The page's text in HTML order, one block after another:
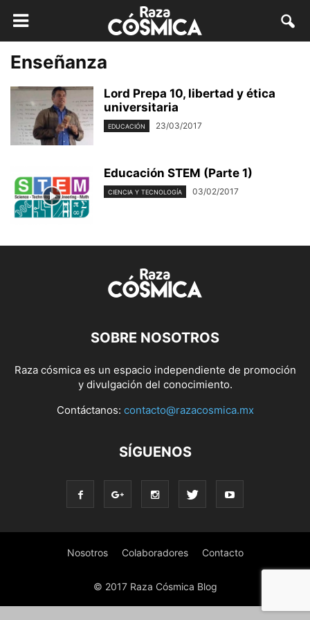
Enseñanza
Lord Prepa 10, libertad y ética
universitaria
EDUCACIÓN 23/03/2017
Educación STEM (Parte 1)
CIENCIA Y TECNOLOGÍA 03/02/2017
SOBRE NOSOTROS
Raza cósmica es un espacio independiente de promoción
y divulgación del conocimiento.
Contáctanos: contacto@razacosmica.mx
SÍGUENOS
Nosotros Colaboradores Contacto
© 2017 Raza Cósmica Blog